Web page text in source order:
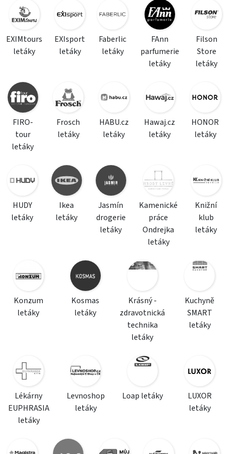
EXIMtours
letáky
EXIsport
letáky
Faberlic
letáky
FAnn
parfumerie
letáky
Filson
Store
letáky
FIRO-
tour
letáky
Frosch
letáky
HABU.cz
letáky
Hawaj.cz
letáky
HONOR
letáky
HUDY
letáky
Ikea
letáky
Jasmín
drogerie
letáky
Kamenické
práce
Ondrejka
letáky
Knižní
klub
letáky
Konzum
letáky
Kosmas
letáky
Krásný -
zdravotnická
technika
letáky
Kuchyně
SMART
letáky
Lékárny
EUPHRASIA
letáky
Levnoshop
letáky
Loap letáky
LUXOR
letáky